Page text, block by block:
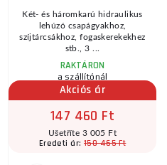
Két- és háromkarú hidraulikus
lehúzó csapágyakhoz,
szíjtárcsákhoz, fogaskerekekhez
stb., 3 ...
RAKTÁRON
a szállítónál
Akciós ár
147 460 Ft
Ušetříte 3 005 Ft
Eredeti ár: 150 465 Ft